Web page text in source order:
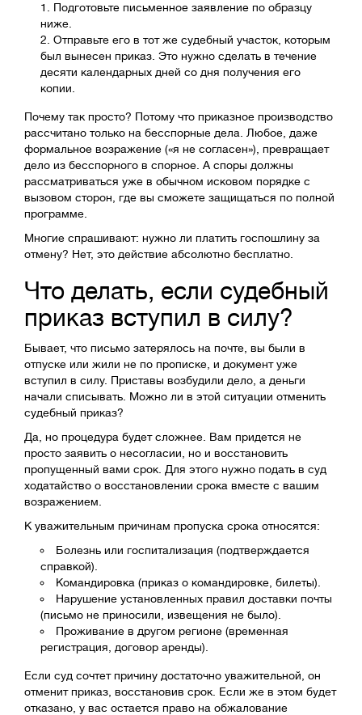
Подготовьте письменное заявление по образцу
ниже.
Отправьте его в тот же судебный участок, которым
был вынесен приказ. Это нужно сделать в течение
десяти календарных дней со дня получения его
копии.
Почему так просто? Потому что приказное производство
рассчитано только на бесспорные дела. Любое, даже
формальное возражение («я не согласен»), превращает
дело из бесспорного в спорное. А споры должны
рассматриваться уже в обычном исковом порядке с
вызовом сторон, где вы сможете защищаться по полной
программе.
Многие спрашивают: нужно ли платить госпошлину за
отмену? Нет, это действие абсолютно бесплатно.
Что делать, если судебный
приказ вступил в силу?
Бывает, что письмо затерялось на почте, вы были в
отпуске или жили не по прописке, и документ уже
вступил в силу. Приставы возбудили дело, а деньги
начали списывать. Можно ли в этой ситуации отменить
судебный приказ?
Да, но процедура будет сложнее. Вам придется не
просто заявить о несогласии, но и восстановить
пропущенный вами срок. Для этого нужно подать в суд
ходатайство о восстановлении срока вместе с вашим
возражением.
К уважительным причинам пропуска срока относятся:
Болезнь или госпитализация (подтверждается
справкой).
Командировка (приказ о командировке, билеты).
Нарушение установленных правил доставки почты
(письмо не приносили, извещения не было).
Проживание в другом регионе (временная
регистрация, договор аренды).
Если суд сочтет причину достаточно уважительной, он
отменит приказ, восстановив срок. Если же в этом будет
отказано, у вас остается право на обжалование